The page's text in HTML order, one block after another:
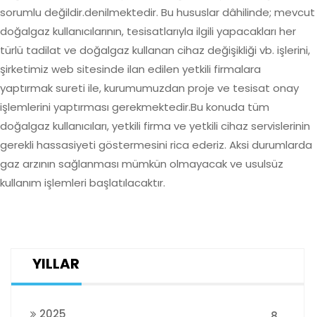
sorumlu değildir.denilmektedir. Bu hususlar dâhilinde; mevcut
doğalgaz kullanıcılarının, tesisatlarıyla ilgili yapacakları her
türlü tadilat ve doğalgaz kullanan cihaz değişikliği vb. işlerini,
şirketimiz web sitesinde ilan edilen yetkili firmalara
yaptırmak sureti ile, kurumumuzdan proje ve tesisat onay
işlemlerini yaptırması gerekmektedir.Bu konuda tüm
doğalgaz kullanıcıları, yetkili firma ve yetkili cihaz servislerinin
gerekli hassasiyeti göstermesini rica ederiz. Aksi durumlarda
gaz arzının sağlanması mümkün olmayacak ve usulsüz
kullanım işlemleri başlatılacaktır.
YILLAR
2025